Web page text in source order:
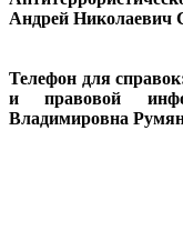
Андрей Николаевич
Телефон для
и правовой
Владимировна